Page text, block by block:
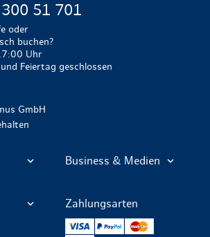
51 701
oder
buchen?
Uhr
Feiertag geschlossen
GmbH
Business & Medien
Zahlungsarten
PayPal